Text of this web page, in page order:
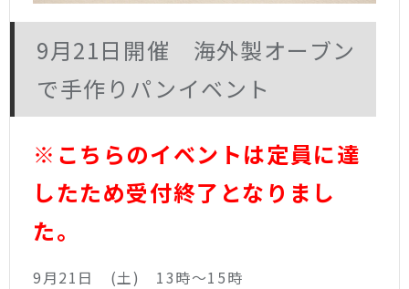
9月21日開催 海外製オーブン
で手作りパンイベント
※こちらのイベントは定員に達
したため受付終了となりまし
た。
9月21日 (土) 13時～15時